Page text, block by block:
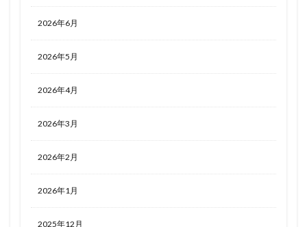
2026年6月
2026年5月
2026年4月
2026年3月
2026年2月
2026年1月
2025年12月